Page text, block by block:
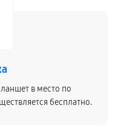
в место по
бесплатно.